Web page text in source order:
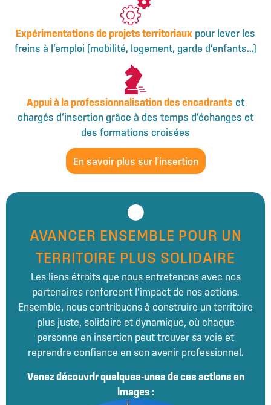
Expérimentations de projets territoriaux pour lever les
freins à l’emploi (mobilité, logement, garde d’enfants…)
Appui à la professionnalisation des encadrants et
chargés d’insertion grâce à des temps d’échanges et
des formations croisées
En savoir plus sur l'insertion
AVANCER ENSEMBLE POUR UN
TERRITOIRE PLUS SOLIDAIRE
Les liens étroits que nous entretenons avec nos
partenaires renforcent l’impact de nos actions.
Ensemble, nous contribuons à construire un territoire
plus juste, solidaire et dynamique, où chaque
personne en insertion peut trouver sa voie et
reprendre confiance en son avenir professionnel.
Venez découvrir quelques-unes de ces actions en
images :